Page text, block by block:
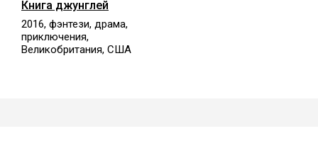
Книга джунглей
2016, фэнтези, драма,
приключения,
Великобритания, США